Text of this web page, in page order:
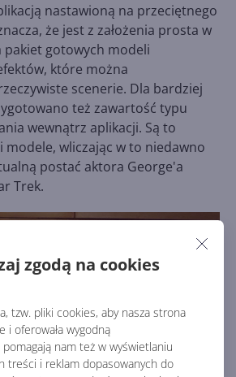
zgodą na cookies
tzw. pliki cookies, aby nasza strona
i oferowała wygodną
pomagają nam też w wyświetlaniu
treści i reklam dopasowanych do
nastawioną na przeciętnego
że jest z założenia prosta w
pakiet gotowych modeli
które można
scenerie. Dla bardziej
też zawartość typu
wewnątrz aplikacji. Są to
modele, wliczając w to niedawno
postać aktora George'a
Trek.